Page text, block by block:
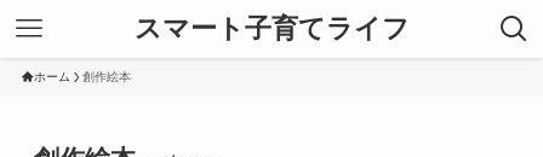
スマート子育てライフ
ホーム 創作絵本